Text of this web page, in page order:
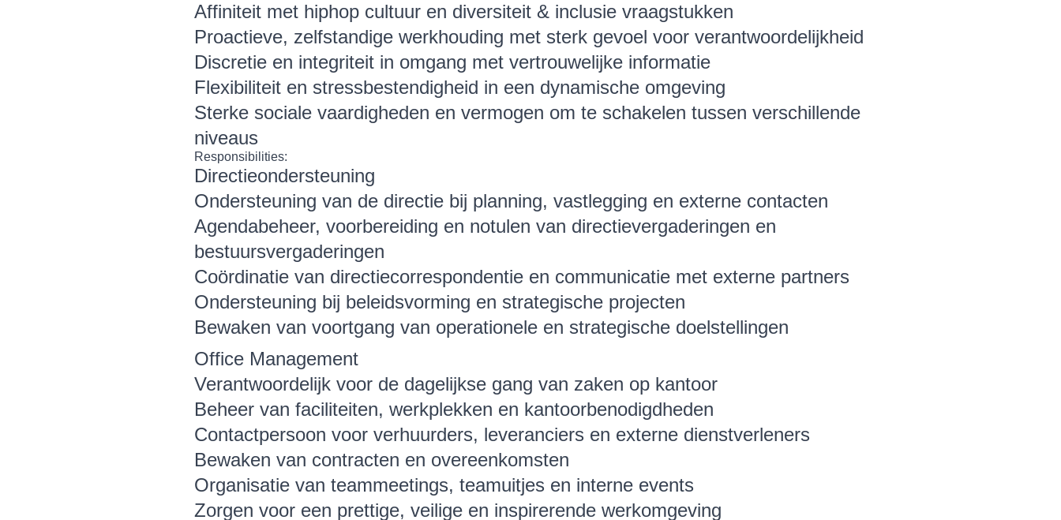
Affiniteit met hiphop cultuur en diversiteit & inclusie vraagstukken
Proactieve, zelfstandige werkhouding met sterk gevoel voor verantwoordelijkheid
Discretie en integriteit in omgang met vertrouwelijke informatie
Flexibiliteit en stressbestendigheid in een dynamische omgeving
Sterke sociale vaardigheden en vermogen om te schakelen tussen verschillende
niveaus
Responsibilities:
Directieondersteuning
Ondersteuning van de directie bij planning, vastlegging en externe contacten
Agendabeheer, voorbereiding en notulen van directievergaderingen en
bestuursvergaderingen
Coördinatie van directiecorrespondentie en communicatie met externe partners
Ondersteuning bij beleidsvorming en strategische projecten
Bewaken van voortgang van operationele en strategische doelstellingen
Office Management
Verantwoordelijk voor de dagelijkse gang van zaken op kantoor
Beheer van faciliteiten, werkplekken en kantoorbenodigdheden
Contactpersoon voor verhuurders, leveranciers en externe dienstverleners
Bewaken van contracten en overeenkomsten
Organisatie van teammeetings, teamuitjes en interne events
Zorgen voor een prettige, veilige en inspirerende werkomgeving